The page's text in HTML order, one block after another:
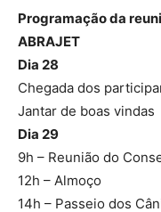
Programação da
ABRAJET
Dia 28
Chegada dos
Jantar de boas vindas
Dia 29
9h – Reunião do
12h – Almoço
14h – Passeio dos